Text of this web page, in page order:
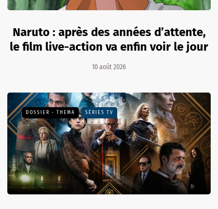
Naruto : après des années d’attente,
le film live-action va enfin voir le jour
10 août 2026
DOSSIER - THEMA SÉRIES TV